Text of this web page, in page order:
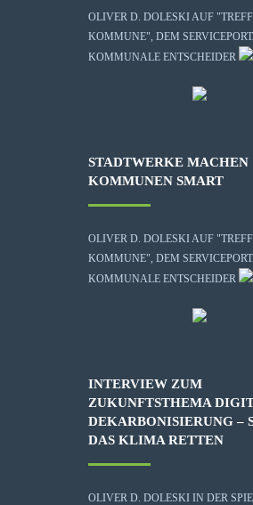
OLIVER D. DOLESKI AUF
KOMMUNE", DEM
KOMMUNALE ENTSCHEIDER
STADTWERKE MACHEN
KOMMUNEN SMART
OLIVER D. DOLESKI AUF
KOMMUNE", DEM
KOMMUNALE ENTSCHEIDER
INTERVIEW ZUM
ZUKUNFTSTHEMA
DEKARBONISIERUNG –
DAS KLIMA RETTEN
OLIVER D. DOLESKI IN DER